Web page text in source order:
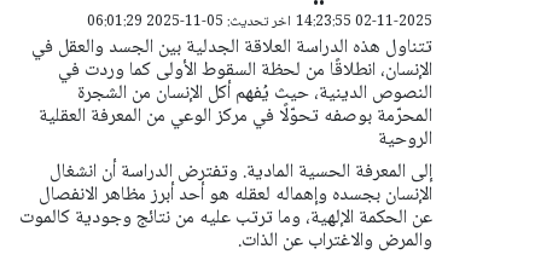
02-11-2025 14:23:55 اخر تحديث: 05-11-2025 06:01:29
تتناول هذه الدراسة العلاقة الجدلية بين الجسد والعقل في
الإنسان، انطلاقًا من لحظة السقوط الأولى كما وردت في
النصوص الدينية، حيث يُفهم أكل الإنسان من الشجرة
المحرّمة بوصفه تحوّلًا في مركز الوعي من المعرفة العقلية
الروحية
إلى المعرفة الحسية المادية. وتفترض الدراسة أن انشغال
الإنسان بجسده وإهماله لعقله هو أحد أبرز مظاهر الانفصال
عن الحكمة الإلهية، وما ترتب عليه من نتائج وجودية كالموت
والمرض والاغتراب عن الذات.